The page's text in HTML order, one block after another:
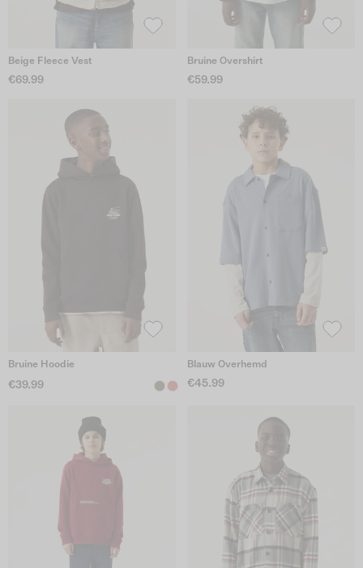
Beige Fleece Vest
€69.99
Bruine Overshirt
€59.99
Bruine Hoodie
€39.99
Blauw Overhemd
€45.99